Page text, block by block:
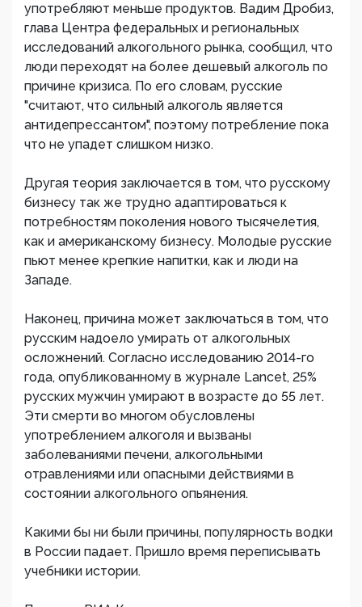
употребляют меньше продуктов. Вадим Дробиз,
глава Центра федеральных и региональных
исследований алкогольного рынка, сообщил, что
люди переходят на более дешевый алкоголь по
причине кризиса. По его словам, русские
"считают, что сильный алкоголь является
антидепрессантом", поэтому потребление пока
что не упадет слишком низко.
Другая теория заключается в том, что русскому
бизнесу так же трудно адаптироваться к
потребностям поколения нового тысячелетия,
как и американскому бизнесу. Молодые русские
пьют менее крепкие напитки, как и люди на
Западе.
Наконец, причина может заключаться в том, что
русским надоело умирать от алкогольных
осложнений. Согласно исследованию 2014-го
года, опубликованному в журнале Lancet, 25%
русских мужчин умирают в возрасте до 55 лет.
Эти смерти во многом обусловлены
употреблением алкоголя и вызваны
заболеваниями печени, алкогольными
отравлениями или опасными действиями в
состоянии алкогольного опьянения.
Какими бы ни были причины, популярность водки
в России падает. Пришло время переписывать
учебники истории.